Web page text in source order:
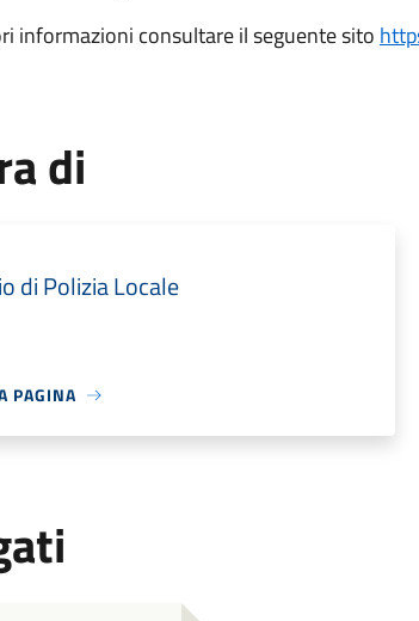
informazioni consultare il seguente sito
di
di Polizia Locale
PAGINA